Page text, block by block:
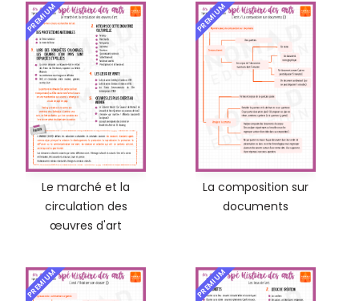
PREMIUM
Le marché et la
circulation des
œuvres d'art
PREMIUM
La composition sur
documents
PREMIUM PREMIUM